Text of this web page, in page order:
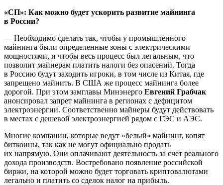
«СП»: Как можно будет ускорить развитие майнинга
в России?
— Необходимо сделать так, чтобы у промышленного
майнинга были определенные зоны с электрическими
мощностями, и чтобы весь процесс был легальным, что
позволит майнерам платить налоги без опасений. Тогда
в Россию будут заходить игроки, в том числе из Китая, где
запрещено майнить. В США же процесс майнинга более
дорогой. При этом замглавы Минэнерго Евгений Грабчак
анонсировал запрет майнинга в регионах с дефицитом
электроэнергии. Соответственно майнеры будут действовать
в местах с дешевой электроэнергией рядом с ГЭС и АЭС.
Многие компании, которые ведут «белый» майнинг, копят
биткоины, так как не могут официально продать
их напрямую. Они оплачивают деятельность за счет реального
дохода производств. Востребовано появление российской
биржи, на которой можно будет торговать криптовалютами
легально и платить со сделок налог на прибыль.